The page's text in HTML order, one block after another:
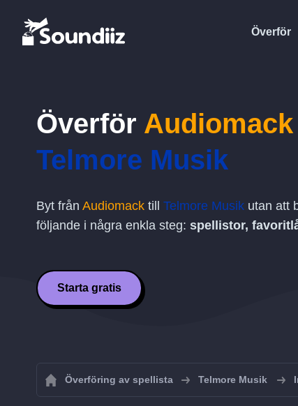
Överför
Överför Audiomack
Telmore Musik
Byt från Audiomack till Telmore Musik utan att
följande i några enkla steg: spellistor,
Starta gratis
Överföring av spellista Telmore Musik